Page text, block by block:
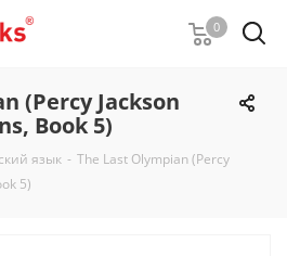
0
(Percy Jackson
Book 5)
язык - The Last Olympian (Percy
5)